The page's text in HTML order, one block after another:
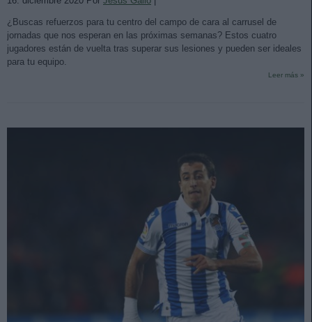
¿Buscas refuerzos para tu centro del campo de cara al carrusel de
jornadas que nos esperan en las próximas semanas? Estos cuatro
jugadores están de vuelta tras superar sus lesiones y pueden ser ideales
para tu equipo.
Leer más »